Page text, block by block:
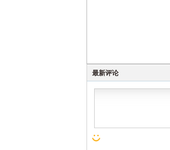
最新评论